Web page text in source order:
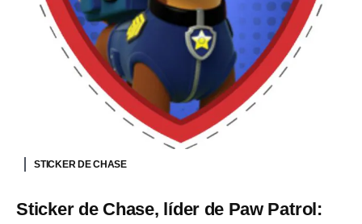
STICKER DE CHASE
Sticker de Chase, líder de Paw Patrol: